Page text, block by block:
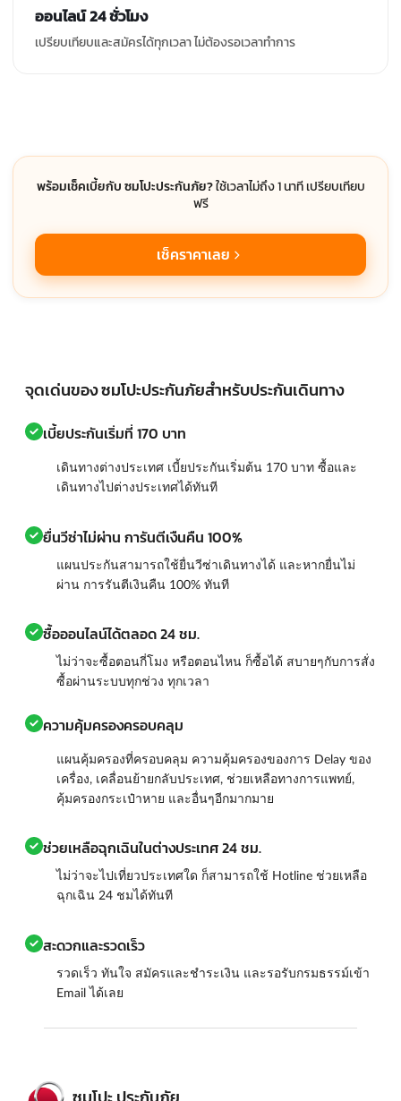
ออนไลน์ 24 ชั่วโมง
เปรียบเทียบและสมัครได้ทุกเวลา ไม่ต้องรอเวลาทำการ
พร้อมเช็คเบี้ยกับ ซมโปะประกันภัย?ใช้เวลาไม่ถึง 1 นาที เปรียบเทียบ
ฟรี
เช็คราคาเลย
จุดเด่นของ ซมโปะประกันภัยสำหรับประกันเดินทาง
เบี้ยประกันเริ่มที่ 170 บาท
เดินทางต่างประเทศ เบี้ยประกันเริ่มต้น 170 บาท ซื้อและ
เดินทางไปต่างประเทศได้ทันที
ยื่นวีซ่าไม่ผ่าน การันตีเงืนคืน 100%
แผนประกันสามารถใช้ยื่นวีซ่าเดินทางได้ และหากยื่นไม่
ผ่าน การรันตีเงินคืน 100% ทันที
ซื้อออนไลน์ได้ตลอด 24 ชม.
ไม่ว่าจะซื้อตอนกี่โมง หรือตอนไหน ก็ซื้อได้ สบายๆกับการสั่ง
ซื้อผ่านระบบทุกช่วง ทุกเวลา
ความคุ้มครองครอบคลุม
แผนคุ้มครองที่ครอบคลุม ความคุ้มครองของการ Delay ของ
เครื่อง, เคลื่อนย้ายกลับประเทศ, ช่วยเหลือทางการแพทย์,
คุ้มครองกระเป๋าหาย และอื่นๆอีกมากมาย
ช่วยเหลือฉุกเฉินในต่างประเทศ 24 ชม.
ไม่ว่าจะไปเที่ยวประเทศใด ก็สามารถใช้ Hotline ช่วยเหลือ
ฉุกเฉิน 24 ชมได้ทันที
สะดวกและรวดเร็ว
รวดเร็ว ทันใจ สมัครและชำระเงิน และรอรับกรมธรรม์เข้า
Email ได้เลย